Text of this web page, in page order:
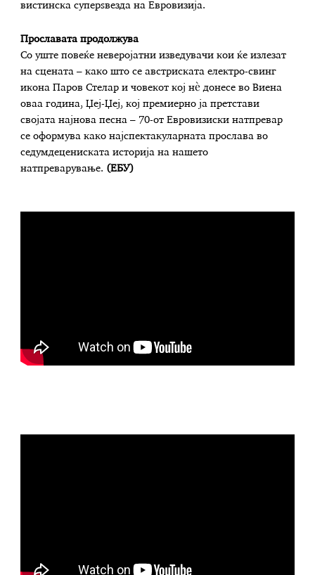
вистинска суперѕвезда на Евровизија.
Прославата продолжува
Со уште повеќе неверојатни изведувачи кои ќе излезат
на сцената – како што се австриската електро-свинг
икона Паров Стелар и човекот кој нè донесе во Виена
оваа година, Џеј-Џеј, кој премиерно ја претстави
својата најнова песна – 70-от Евровизиски натпревар
се оформува како најспектакуларната прослава во
седумдецениската историја на нашето
натпреварување. (ЕБУ)